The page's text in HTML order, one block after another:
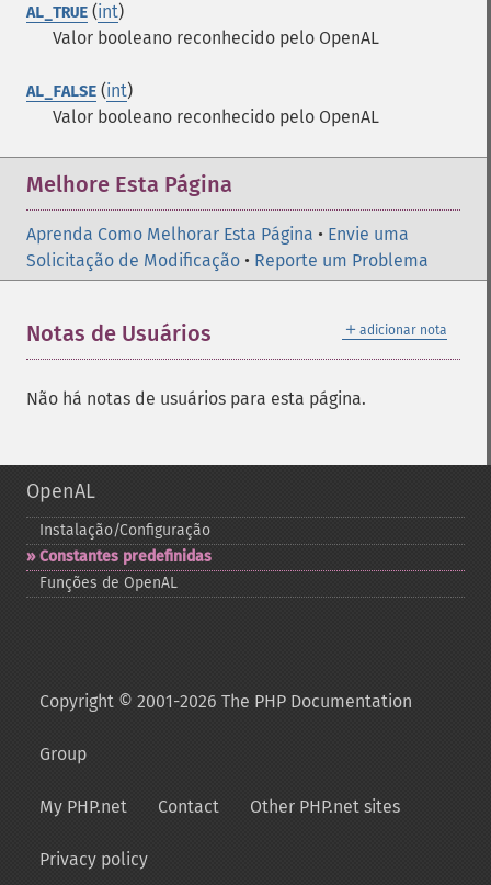
AL_TRUE (int)
Valor booleano reconhecido pelo OpenAL
AL_FALSE (int)
Valor booleano reconhecido pelo OpenAL
Melhore Esta Página
Aprenda Como Melhorar Esta Página • Envie uma
Solicitação de Modificação • Reporte um Problema
＋ adicionar nota
Notas de Usuários
Não há notas de usuários para esta página.
OpenAL
Instalação/Configuração
Constantes predefinidas
Funções de OpenAL
Copyright © 2001-2026 The PHP Documentation
Group
My PHP.net Contact Other PHP.net sites
Privacy policy